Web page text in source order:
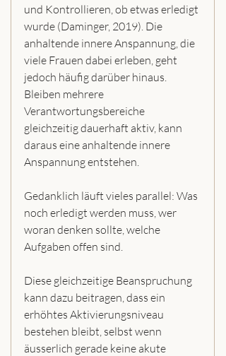
und Kontrollieren, ob etwas erledigt
wurde (Daminger, 2019). Die
anhaltende innere Anspannung, die
viele Frauen dabei erleben, geht
jedoch häufig darüber hinaus.
Bleiben mehrere
Verantwortungsbereiche
gleichzeitig dauerhaft aktiv, kann
daraus eine anhaltende innere
Anspannung entstehen.
Gedanklich läuft vieles parallel: Was
noch erledigt werden muss, wer
woran denken sollte, welche
Aufgaben offen sind.
Diese gleichzeitige Beanspruchung
kann dazu beitragen, dass ein
erhöhtes Aktivierungsniveau
bestehen bleibt, selbst wenn
äusserlich gerade keine akute